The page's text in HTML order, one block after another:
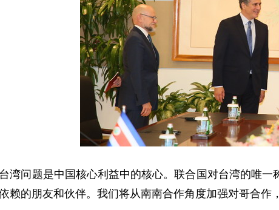
湾问题是中国核心利益中的核心。联合国对台湾的唯
赖的朋友和伙伴。我们将从南南合作角度加强对哥合作